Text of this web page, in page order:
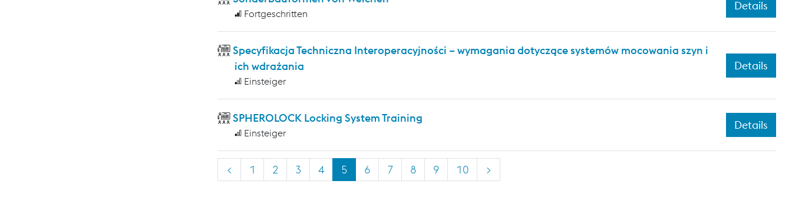
Fortgeschritten
Details
Specyfikacja Techniczna Interoperacyjności – wymagania dotyczące systemów mocowania szyn i
ich wdrażania
Einsteiger
Details
SPHEROLOCK Locking System Training
Einsteiger
Details
< 1 2 3 4 5 6 7 8 9 10 >